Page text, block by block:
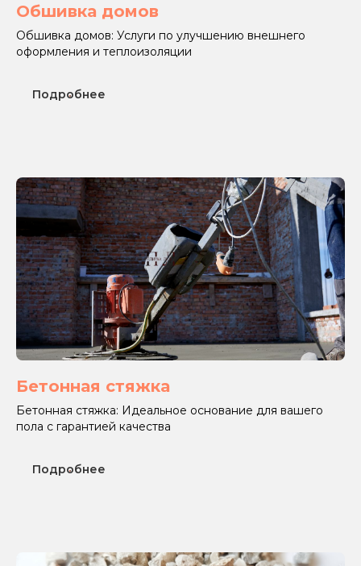
Обшивка домов
Обшивка домов: Услуги по улучшению внешнего
оформления и теплоизоляции
Подробнее
Бетонная стяжка
Бетонная стяжка: Идеальное основание для вашего
пола с гарантией качества
Подробнее